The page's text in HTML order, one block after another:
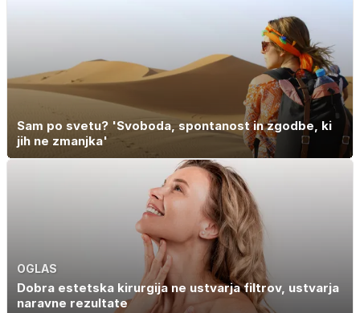
Sam po svetu? 'Svoboda, spontanost in zgodbe, ki
jih ne zmanjka'
OGLAS
Dobra estetska kirurgija ne ustvarja filtrov, ustvarja
naravne rezultate